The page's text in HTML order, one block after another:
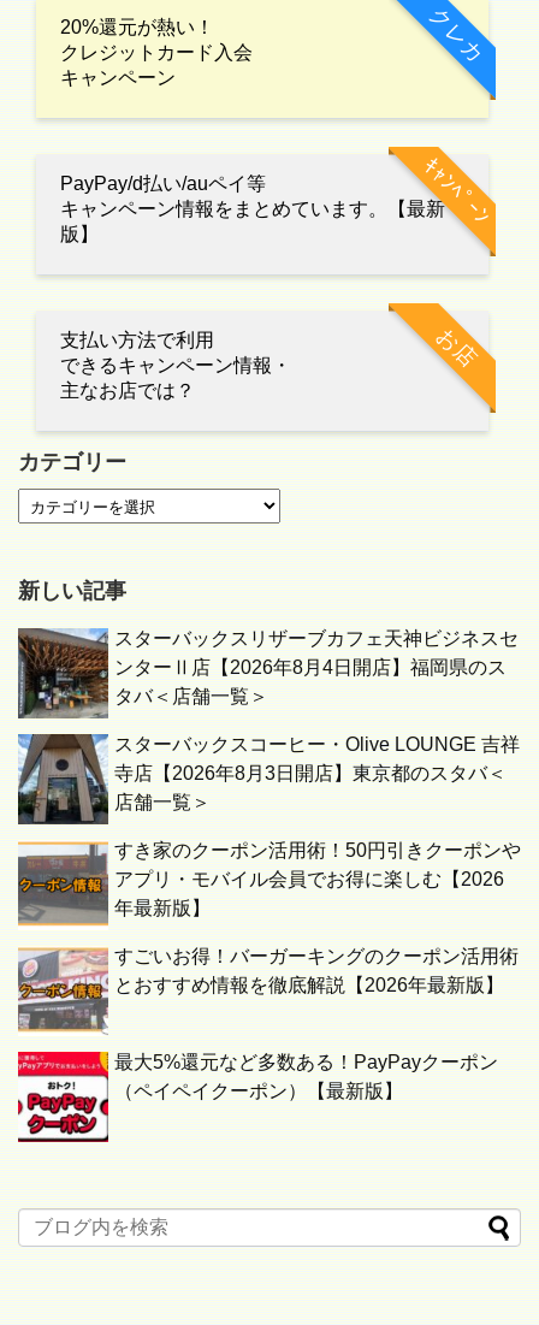
クレカ
20%還元が熱い！
クレジットカード入会
キャンペーン
ｷｬﾝﾍﾟｰﾝ
PayPay/d払い/auペイ等
キャンペーン情報をまとめています。【最新
版】
お店
支払い方法で利用
できるキャンペーン情報・
主なお店では？
カテゴリー
新しい記事
スターバックスリザーブカフェ天神ビジネスセ
ンターⅡ店【2026年8月4日開店】福岡県のス
タバ＜店舗一覧＞
スターバックスコーヒー・Olive LOUNGE 吉祥
寺店【2026年8月3日開店】東京都のスタバ＜
店舗一覧＞
すき家のクーポン活用術！50円引きクーポンや
アプリ・モバイル会員でお得に楽しむ【2026
年最新版】
すごいお得！バーガーキングのクーポン活用術
とおすすめ情報を徹底解説【2026年最新版】
最大5%還元など多数ある！PayPayクーポン
（ペイペイクーポン）【最新版】